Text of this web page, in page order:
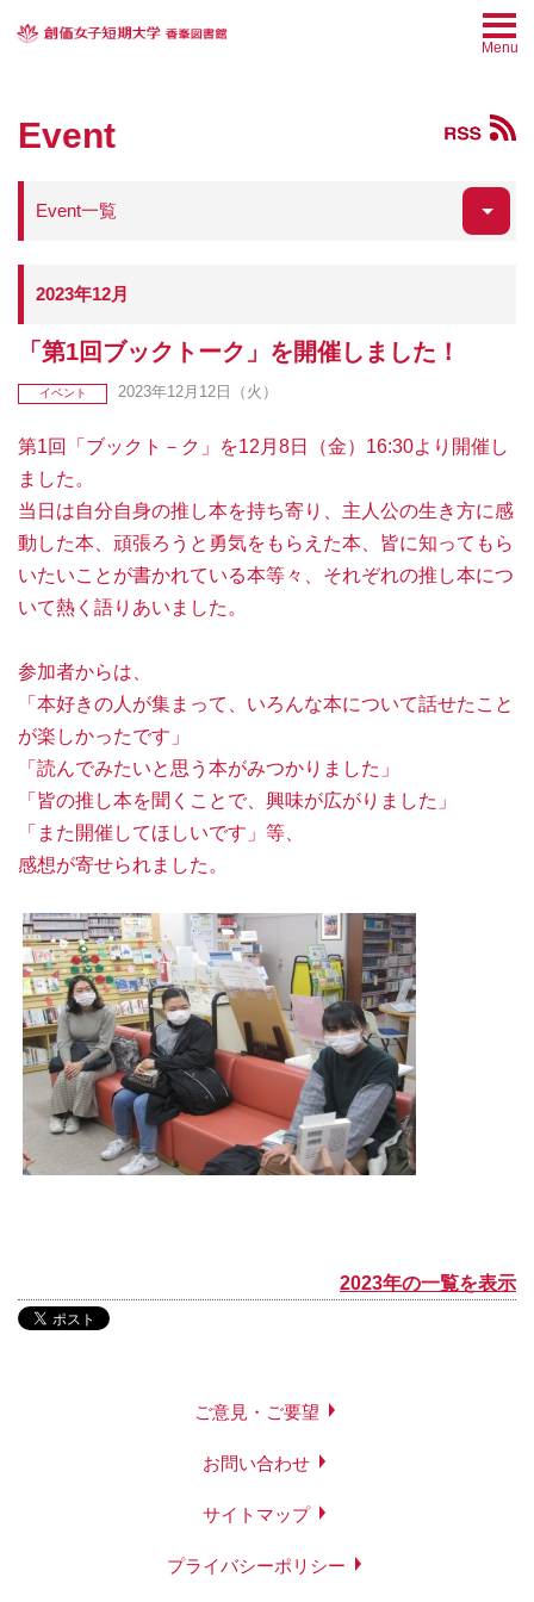
Menu
Event
Event一覧
2023年12月
「第1回ブックトーク」を開催しました！
イベント 2023年12月12日（火）
第1回「ブックト－ク」を12月8日（金）16:30より開催し
ました。
当日は自分自身の推し本を持ち寄り、主人公の生き方に感
動した本、頑張ろうと勇気をもらえた本、皆に知ってもら
いたいことが書かれている本等々、それぞれの推し本につ
いて熱く語りあいました。
参加者からは、
「本好きの人が集まって、いろんな本について話せたこと
が楽しかったです」
「読んでみたいと思う本がみつかりました」
「皆の推し本を聞くことで、興味が広がりました」
「また開催してほしいです」等、
感想が寄せられました。
2023年の一覧を表示
ご意見・ご要望
お問い合わせ
サイトマップ
プライバシーポリシー
資料を探す
利用案内
学習・研究サポート
図書館について
Soka Book Wave 機関リポジトリ
各種講習会申込み
ご意見・ご要望 お問い合わせ
サイトマップ プライバシーポリシー
このサイトについて